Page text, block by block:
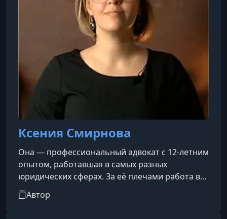
Ксения Смирнова
Она — профессиональный адвокат с 12-летним
опытом, работавшая в самых разных
юридических сферах. За её плечами работа в
районном суде Санкт-Петербурга, должность
специалиста отдела по производству судебных
Автор